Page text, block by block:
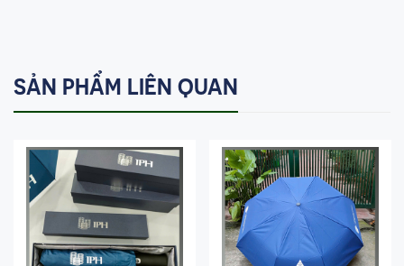
SẢN PHẨM LIÊN QUAN